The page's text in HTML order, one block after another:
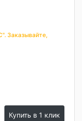
Заказывайте,
Купить в 1 клик